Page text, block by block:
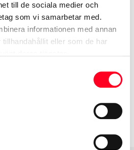
till de sociala medier och
som vi samarbetar med.
informationen med annan
eller som de har
för att se om det däck
Om du köper däck som
fälgar, se till att kolla
och fälg har samma
Sök